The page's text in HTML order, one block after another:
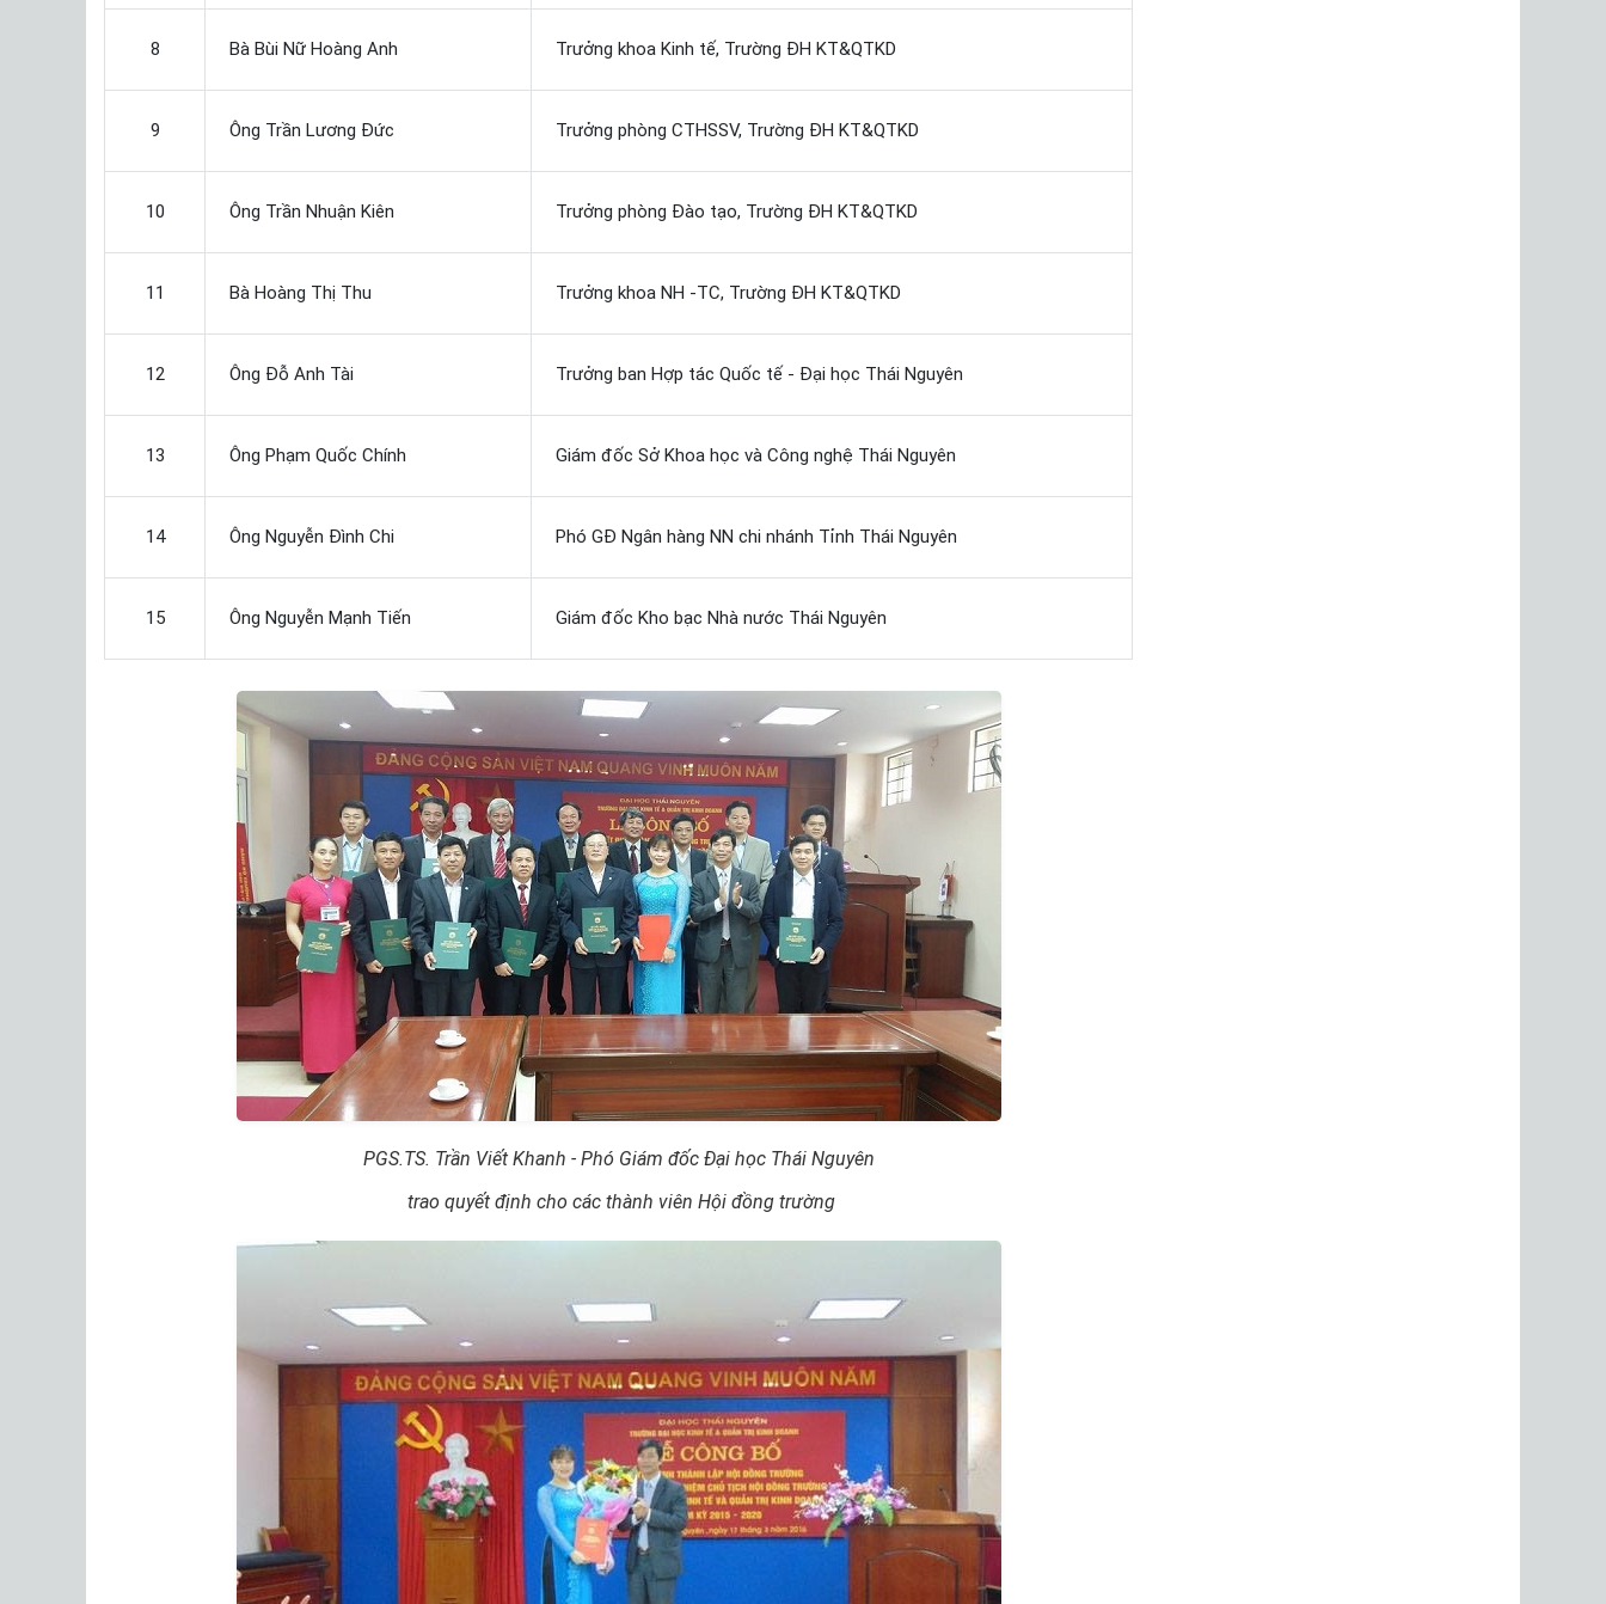
8 Bà Bùi Nữ Hoàng Anh Trưởng khoa Kinh tế, Trường ĐH KT&QTKD
9 Ông Trần Lương Đức Trưởng phòng CTHSSV, Trường ĐH KT&QTKD
10 Ông Trần Nhuận Kiên Trưởng phòng Đào tạo, Trường ĐH KT&QTKD
11 Bà Hoàng Thị Thu Trưởng khoa NH -TC, Trường ĐH KT&QTKD
12 Ông Đỗ Anh Tài Trưởng ban Hợp tác Quốc tế - Đại học Thái Nguyên
13 Ông Phạm Quốc Chính Giám đốc Sở Khoa học và Công nghệ Thái Nguyên
14 Ông Nguyễn Đình Chi Phó GĐ Ngân hàng NN chi nhánh Tỉnh Thái Nguyên
15 Ông Nguyễn Mạnh Tiến Giám đốc Kho bạc Nhà nước Thái Nguyên
PGS.TS. Trần Viết Khanh - Phó Giám đốc Đại học Thái Nguyên
trao quyết định cho các thành viên Hội đồng trường